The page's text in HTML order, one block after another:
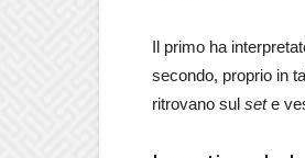
Il primo ha
secondo, proprio in
ritrovano sul sete